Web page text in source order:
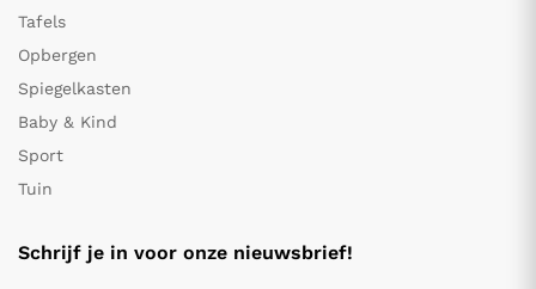
Tafels
Opbergen
Spiegelkasten
Baby & Kind
Sport
Tuin
Schrijf je in voor onze nieuwsbrief!